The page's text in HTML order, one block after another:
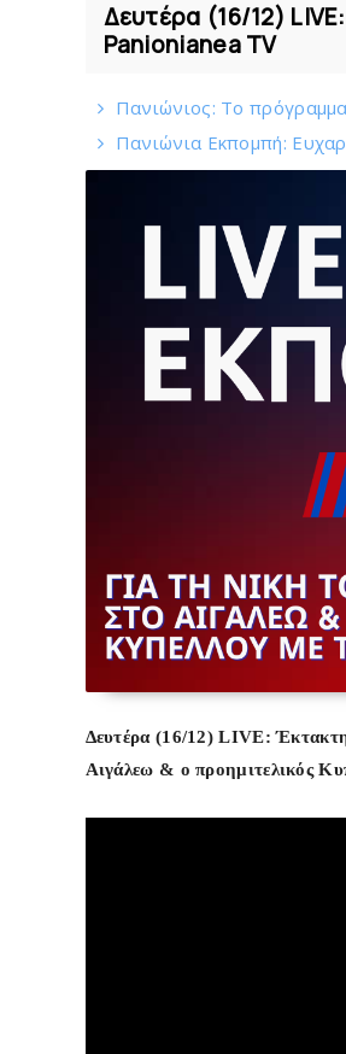
Δευτέρα (16/12)
Panionianea TV
Πανιώνιoς: Tο
Πανιώνια Εκπομπή:
Δευτέρα (16/12) LIVE:
Αιγάλεω & ο προημιτελικός